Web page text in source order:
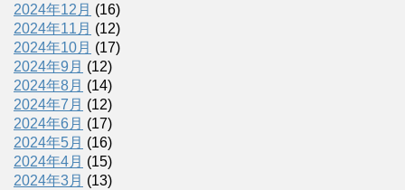
2024年12月 (16)
2024年11月 (12)
2024年10月 (17)
2024年9月 (12)
2024年8月 (14)
2024年7月 (12)
2024年6月 (17)
2024年5月 (16)
2024年4月 (15)
2024年3月 (13)